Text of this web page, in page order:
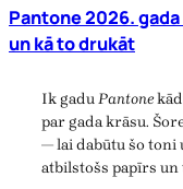
Pantone 2026. gada
un kā to drukāt
Ik gaduPantone
par gada krāsu.
— lai dabūtu šo toni
atbilstošs papīrs un